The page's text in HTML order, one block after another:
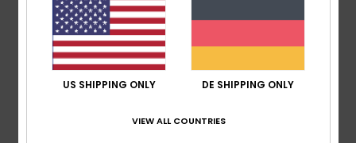
Sophie10. Juli 2026
Ein sehr schönes Produkt von guter Qualität. Passt gut.
Original anzeigen - Français
Komfort: 4/5 Preis-Leistungs-Verhältnis
Material: 4/5 Farbe: 4/5
Ich empfehle dieses Produkt
US SHIPPING ONLY DE SHIPPING ONLY
VIEW ALL COUNTRIES